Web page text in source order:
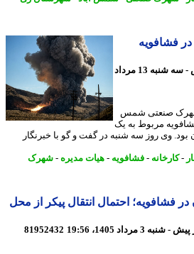
6 روز پیش - سه شنبه 13 مرداد
صنعتی شمس
مربوط به یک
وی روز سه شنبه در گفت و گو با خبرنگار
-فشافویه-هیات مدیره-شهرک
احتمال انتقال پیکر از محل
81952432